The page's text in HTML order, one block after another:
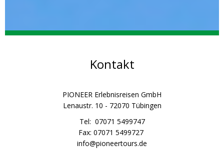
Kontakt
PIONEER Erlebnisreisen GmbH
Lenaustr. 10 - 72070 Tübingen
Tel: 07071 5499747
Fax: 07071 5499727
info@pioneertours.de